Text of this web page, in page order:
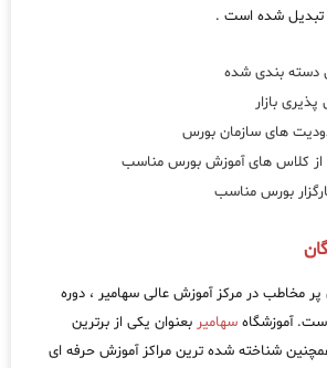
تبدیل شده است .
دسته بندی شده
بازار
های سازمان بورس
از کلاس های آموزش بورس مناسب
بورس مناسب
پر مخاطب در مرکز آموزش عالی سهامیر ، دوره
آموزشگاه سهامیر بعنوان یکی از برترین
شناخته شده ترین مراکز آموزش حرفه ای